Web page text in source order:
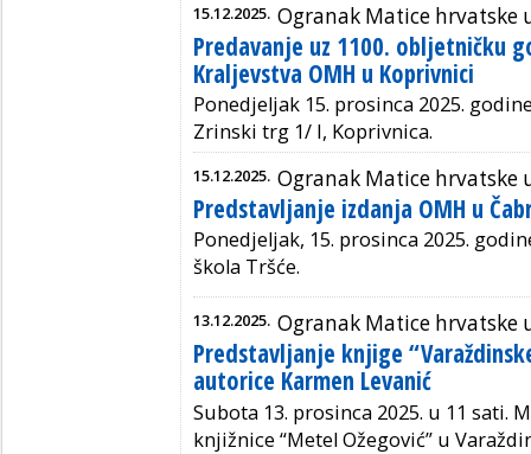
15.12.2025. Ogranak Matice hrvatske
Predavanje uz 1100. obljetničku
Kraljevstva OMH u Koprivnici
Ponedjeljak 15. prosinca 2025.
Zrinski trg 1/ I, Koprivnica.
15.12.2025. Ogranak Matice hrvatske
Predstavljanje izdanja OMH u
Ponedjeljak, 15. prosinca 2025.
škola Tršće.
13.12.2025. Ogranak Matice hrvatske
Predstavljanje knjige
autorice Karmen Levanić
Subota 13. prosinca 2025. u 11 sati.
knjižnice “Metel Ožegović” u